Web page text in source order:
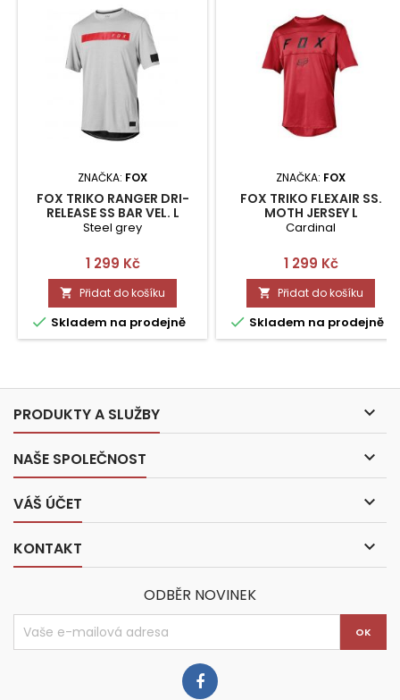
ZNAČKA: FOX
FOX TRIKO RANGER DRI-
RELEASE SS BAR VEL. L
Steel grey
Cena
1 299 Kč
 Přidat do košíku
 Skladem na prodejně
ZNAČKA: FOX
FOX TRIKO FLEXAIR SS.
MOTH JERSEY L
Cardinal
Cena
1 299 Kč
 Přidat do košíku
 Skladem na prodejně
PRODUKTY A SLUŽBY 
NAŠE SPOLEČNOST 
VÁŠ ÚČET 
KONTAKT 
ODBĚR NOVINEK